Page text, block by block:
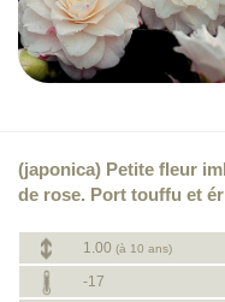
(japonica) Petite fleur
de rose. Port touffu et
1.00 (à 10 ans)
-17